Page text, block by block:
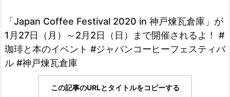
「Japan Coffee Festival 2020 in 神戸煉瓦倉庫」が
1月27日（月）～2月2日（日）まで開催されるよ！ #
珈琲と本のイベント #ジャパンコーヒーフェスティバ
ル #神戸煉瓦倉庫
この記事のURLとタイトルをコピーする